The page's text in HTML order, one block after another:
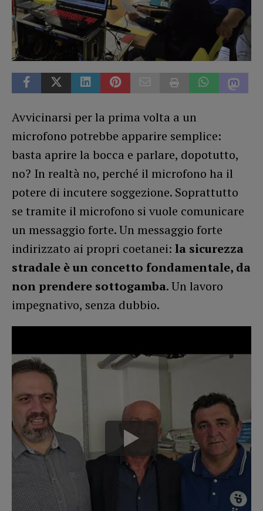
Avvicinarsi per la prima volta a un
microfono potrebbe apparire semplice:
basta aprire la bocca e parlare, dopotutto,
no? In realtà no, perché il microfono ha il
potere di incutere soggezione. Soprattutto
se tramite il microfono si vuole comunicare
un messaggio forte. Un messaggio forte
indirizzato ai propri coetanei: la sicurezza
stradale è un concetto fondamentale, da
non prendere sottogamba. Un lavoro
impegnativo, senza dubbio.